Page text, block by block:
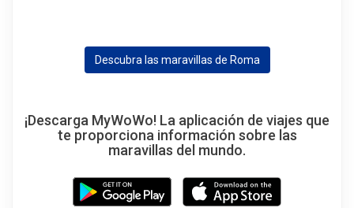
Descubra las maravillas de Roma
¡Descarga MyWoWo! La aplicación de viajes que
te proporciona información sobre las
maravillas del mundo.